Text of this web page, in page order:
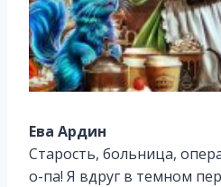
Ева Ардин
Старость, больница,
о-па! Я вдруг в темном